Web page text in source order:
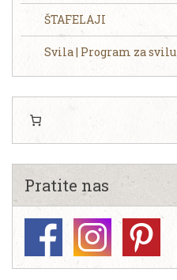
ŠTAFELAJI
Svila | Program za svilu
Pratite nas